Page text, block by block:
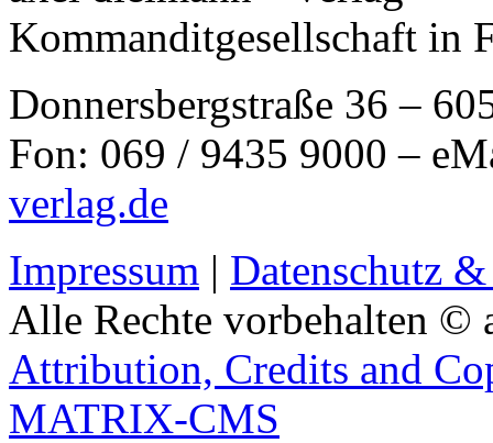
Kommanditgesellschaft in
Donnersbergstraße 36 –
Fon: 069 / 9435 9000 –
verlag.de
Impressum | Datenschutz
Alle Rechte vorbehalten ©
Attribution, Credits and
MATRIX-CMS